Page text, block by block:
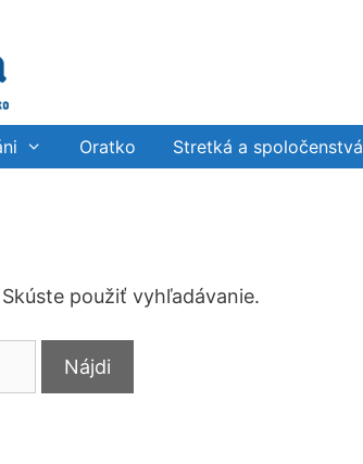
Oratko Stretká a spoločenstvá
použiť vyhľadávanie.